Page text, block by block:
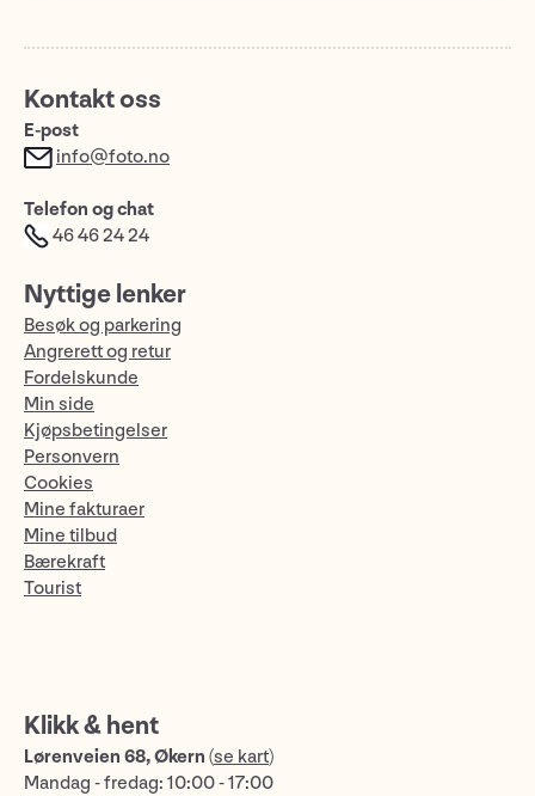
Kontakt oss
E-post
info@foto.no
Telefon og chat
46 46 24 24
Nyttige lenker
Besøk og parkering
Angrerett og retur
Fordelskunde
Min side
Kjøpsbetingelser
Personvern
Cookies
Mine fakturaer
Mine tilbud
Bærekraft
Tourist
Klikk & hent
Lørenveien 68, Økern (se kart)
Mandag - fredag: 10:00 - 17:00